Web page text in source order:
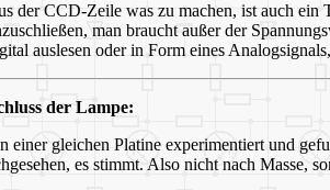
der CCD-Zeile was zu machen, ist auch
man braucht außer der
auslesen oder in Form eines
der Lampe:
einer gleichen Platine experimentiert und
es stimmt. Also nicht nach Masse,